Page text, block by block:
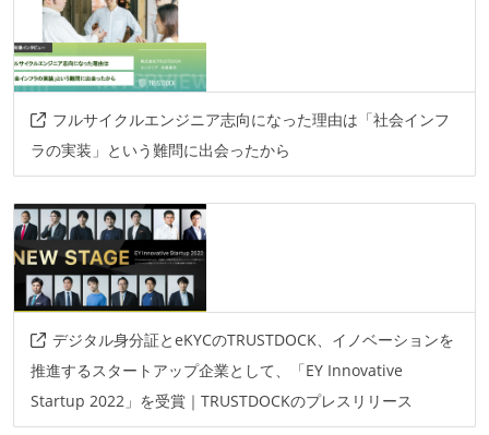
フルサイクルエンジニア志向になった理由は「社会インフ
ラの実装」という難問に出会ったから
デジタル身分証とeKYCのTRUSTDOCK、イノベーションを
推進するスタートアップ企業として、「EY Innovative
Startup 2022」を受賞｜TRUSTDOCKのプレスリリース